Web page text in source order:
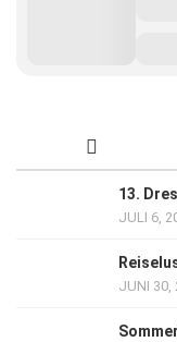
13.
JULI 6,
JUNI 30,